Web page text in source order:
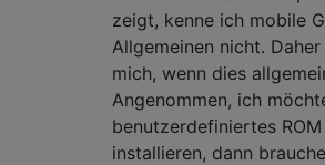
zeigt, kenne ich mobile
Allgemeinen nicht.
mich, wenn dies
Angenommen, ich
benutzerdefiniertes
installieren, dann